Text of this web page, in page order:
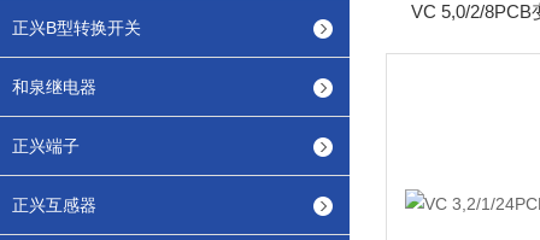
正兴B型转换开关
和泉继电器
正兴端子
正兴互感器
VC 5,0/2/8PCB